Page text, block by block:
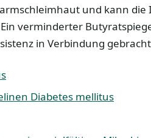
und kann
verminderter
in Verbindung
Diabetes mellitus